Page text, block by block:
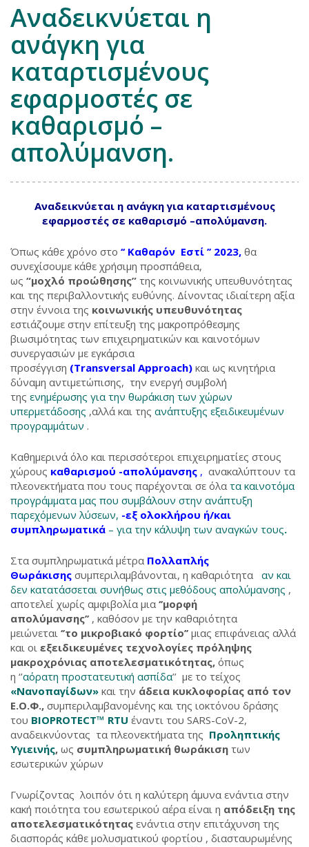
Αναδεικνύεται η
ανάγκη για
καταρτισμένους
εφαρμοστές σε
καθαρισμό –
απολύμανση.
Αναδεικνύεται η ανάγκη για καταρτισμένους
εφαρμοστές σε καθαρισμό –απολύμανση.
Όπως κάθε χρόνο στο ‘‘ Καθαρόν Εστί ’’ 2023, θα
συνεχίσουμε κάθε χρήσιμη προσπάθεια,
ως “μοχλό προώθησης” της κοινωνικής υπευθυνότητας
και της περιβαλλοντικής ευθύνης. Δίνοντας ιδιαίτερη αξία
στην έννοια της κοινωνικής υπευθυνότητας
εστιάζουμε στην επίτευξη της μακροπρόθεσμης
βιωσιμότητας των επιχειρηματικών και καινοτόμων
συνεργασιών με εγκάρσια
προσέγγιση (Transversal Approach) και ως κινητήρια
δύναμη αντιμετώπισης, την ενεργή συμβολή
της ενημέρωσης για την θωράκιση των χώρων
υπερμετάδοσης ,αλλά και της ανάπτυξης εξειδικευμένων
προγραμμάτων .
Καθημερινά όλο και περισσότεροι επιχειρηματίες στους
χώρους καθαρισμού -απολύμανσης , ανακαλύπτουν τα
πλεονεκτήματα που τους παρέχονται σε όλα τα καινοτόμα
προγράμματα μας που συμβάλουν στην ανάπτυξη
παρεχόμενων λύσεων, -εξ ολοκλήρου ή/και
συμπληρωματικά – για την κάλυψη των αναγκών τους.
Στα συμπληρωματικά μέτρα Πολλαπλής
Θωράκισης συμπεριλαμβάνονται, η καθαριότητα αν και
δεν κατατάσσεται συνήθως στις μεθόδους απολύμανσης ,
αποτελεί χωρίς αμφιβολία μια ‘’μορφή
απολύμανσης’’ , καθόσον µε την καθαριότητα
μειώνεται ‘’το μικροβιακό φορτίο’’ μιας επιφάνειας αλλά
και οι εξειδικευμένες τεχνολογίες πρόληψης
μακροχρόνιας αποτελεσματικότητας, όπως
η ‘’αόρατη προστατευτική ασπίδα’’ με το τείχος
«Νανοπαγίδων» και την άδεια κυκλοφορίας από τον
Ε.Ο.Φ., συμπεριλαμβανομένης και της ιοκτόνου δράσης
του BIOPROTECT™ RTU έναντι του SARS-CoV-2,
αναδεικνύοντας τα πλεονεκτήματα της Προληπτικής
Υγιεινής, ως συμπληρωματική θωράκιση των
εσωτερικών χώρων
Γνωρίζοντας λοιπόν ότι η καλύτερη άμυνα ενάντια στην
κακή ποιότητα του εσωτερικού αέρα είναι η απόδειξη της
αποτελεσματικότητας ενάντια στην επιτάχυνση της
διασποράς κάθε μολυσματικού φορτίου , διασταυρωμένης